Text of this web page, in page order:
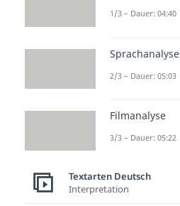
1/3 – Dauer: 04:40
Sprachanalyse
2/3 – Dauer: 05:03
Filmanalyse
3/3 – Dauer: 05:22
Textarten Deutsch
Interpretation